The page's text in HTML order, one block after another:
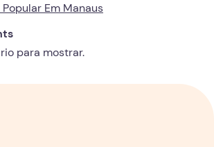
Em Manaus
para mostrar.